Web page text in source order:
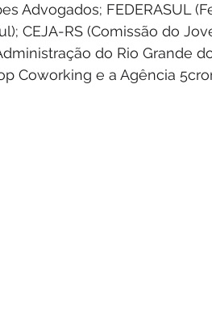
Advogados; FEDERASUL
CEJA-RS (Comissão do
do Rio Grande
Coworking e a Agência